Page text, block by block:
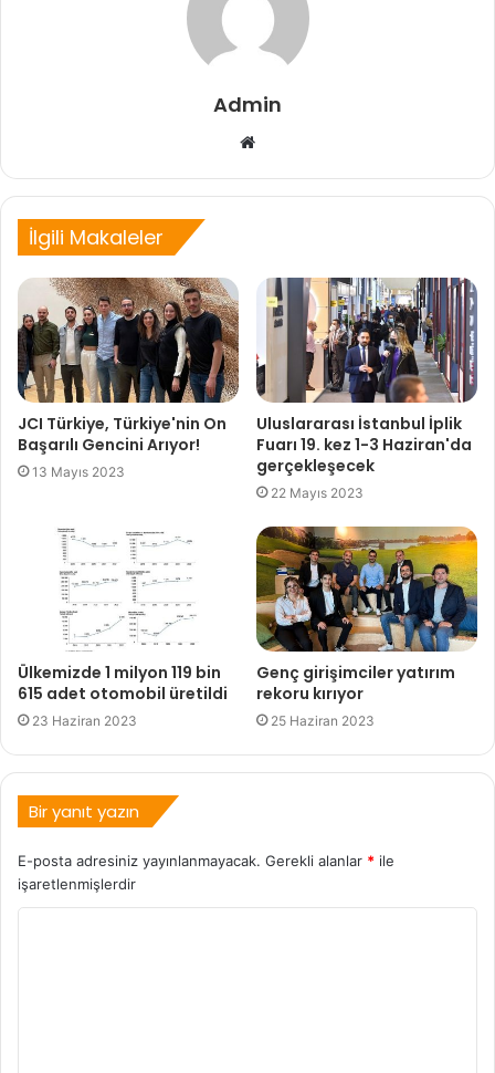
Admin
Web
İlgili Makaleler
JCI Türkiye, Türkiye'nin On
Başarılı Gencini Arıyor!
13 Mayıs 2023
Uluslararası İstanbul İplik
Fuarı 19. kez 1-3 Haziran'da
gerçekleşecek
22 Mayıs 2023
Ülkemizde 1 milyon 119 bin
615 adet otomobil üretildi
23 Haziran 2023
Genç girişimciler yatırım
rekoru kırıyor
25 Haziran 2023
Bir yanıt yazın
E-posta adresiniz yayınlanmayacak. Gerekli alanlar * ile
işaretlenmişlerdir